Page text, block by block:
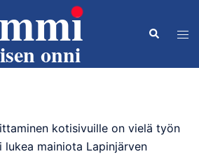
Search
kotisivuille on vielä työn
lukea mainiota Lapinjärven